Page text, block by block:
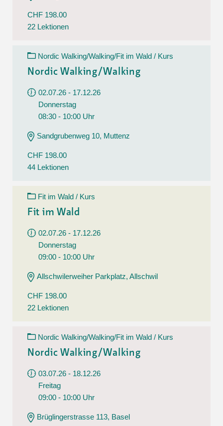
CHF 198.00
22 Lektionen
Nordic Walking/Walking/Fit im Wald / Kurs
Nordic Walking/Walking
02.07.26 - 17.12.26
Donnerstag
08:30 - 10:00 Uhr
Sandgrubenweg 10, Muttenz
CHF 198.00
44 Lektionen
Fit im Wald / Kurs
Fit im Wald
02.07.26 - 17.12.26
Donnerstag
09:00 - 10:00 Uhr
Allschwilerweiher Parkplatz, Allschwil
CHF 198.00
22 Lektionen
Nordic Walking/Walking/Fit im Wald / Kurs
Nordic Walking/Walking
03.07.26 - 18.12.26
Freitag
09:00 - 10:00 Uhr
Brüglingerstrasse 113, Basel